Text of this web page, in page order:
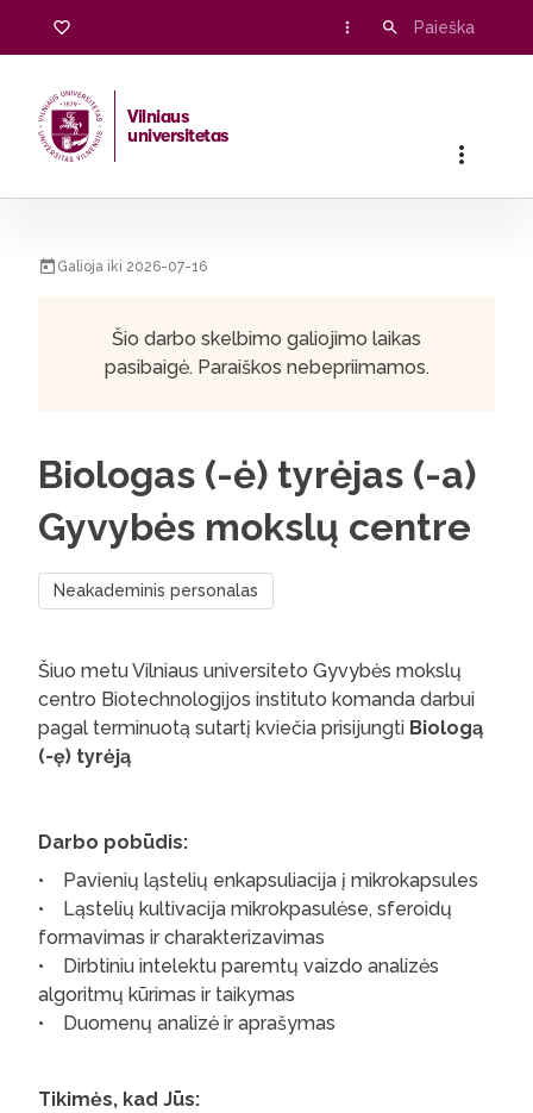
Vilniaus
universitetas
Galioja iki 2026-07-16
Šio darbo skelbimo galiojimo laikas
pasibaigė. Paraiškos nebepriimamos.
Biologas (-ė) tyrėjas (-a)
Gyvybės mokslų centre
Neakademinis personalas
Šiuo metu Vilniaus universiteto Gyvybės mokslų
centro Biotechnologijos instituto komanda darbui
pagal terminuotą sutartį kviečia prisijungti Biologą
(-ę) tyrėją
Darbo pobūdis:
• Pavienių ląstelių enkapsuliacija į mikrokapsules
• Ląstelių kultivacija mikrokpasulėse, sferoidų
formavimas ir charakterizavimas
• Dirbtiniu intelektu paremtų vaizdo analizės
algoritmų kūrimas ir taikymas
• Duomenų analizė ir aprašymas
Tikimės, kad Jūs: